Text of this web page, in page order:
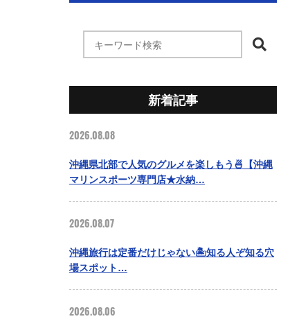
新着記事
2026.08.08
沖縄県北部で人気のグルメを楽しもう🍜【沖縄
マリンスポーツ専門店★水納…
2026.08.07
沖縄旅行は定番だけじゃない🏝️知る人ぞ知る穴
場スポット…
2026.08.06